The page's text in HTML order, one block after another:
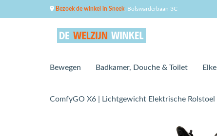
Bezoek de winkel in Sneek , Bolswarderbaan 3C
Bewegen Badkamer, Douche & Toilet
ComfyGO X6 | Lichtgewicht Elektrische